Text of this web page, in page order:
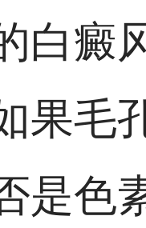
白癜
果毛
是色